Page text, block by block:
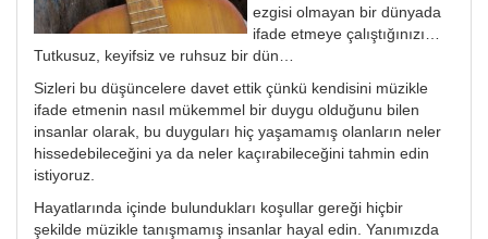
ezgisi olmayan bir dünyada
ifade etmeye çalıştığınızı…
Tutkusuz, keyifsiz ve ruhsuz bir dün…
Sizleri bu düşüncelere davet ettik çünkü kendisini müzikle
ifade etmenin nasıl mükemmel bir duygu olduğunu bilen
insanlar olarak, bu duyguları hiç yaşamamış olanların neler
hissedebileceğini ya da neler kaçırabileceğini tahmin edin
istiyoruz.
Hayatlarında içinde bulundukları koşullar gereği hiçbir
şekilde müzikle tanışmamış insanlar hayal edin. Yanımızda